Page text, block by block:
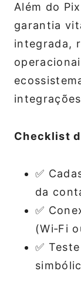
Além do
garantia
integrada,
Checklist
✅
da
✅
(Wi‑Fi
✅